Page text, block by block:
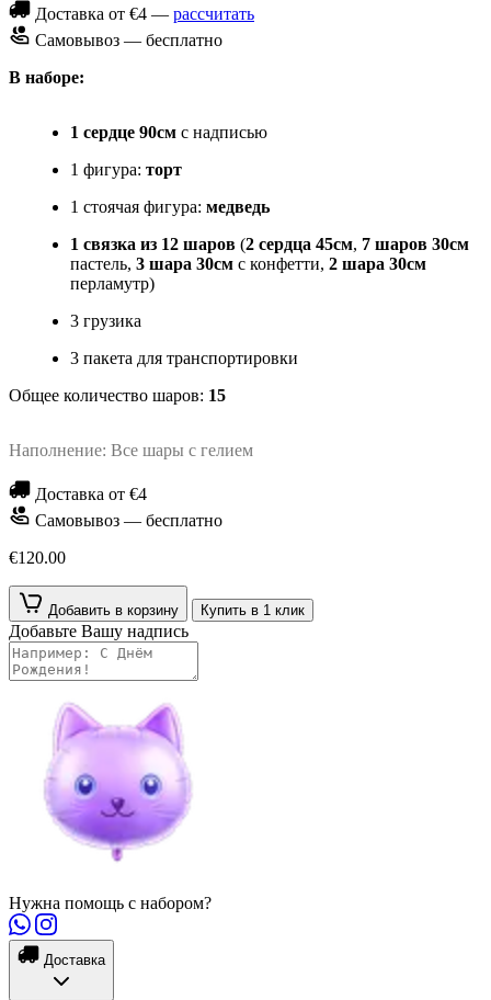
Доставка от €4 — рассчитать
Самовывоз — бесплатно
В наборе:
1 сердце 90см с надписью
1 фигура: торт
1 стоячая фигура: медведь
1 связка из 12 шаров (2 сердца 45см, 7 шаров 30см
пастель, 3 шара 30см с конфетти, 2 шара 30см
перламутр)
3 грузика
3 пакета для транспортировки
Общее количество шаров: 15
Наполнение: Все шары с гелием
Доставка от €4
Самовывоз — бесплатно
€120.00
Добавить в корзину Купить в 1 клик
Добавьте Вашу надпись
Нужна помощь с набором?
Доставка